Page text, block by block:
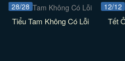
28/28
Tiểu Tam Không Có Lỗi
12/12
Tết